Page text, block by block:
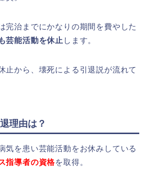
完治までにかなりの期間を費やした
芸能活動を休止 します。
止から、壊死による引退説が流れて
理由は？
気を患い芸能活動をお休みしている
指導者の資格を取得。